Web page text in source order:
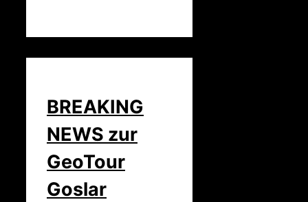
BREAKING
NEWS zur
GeoTour
Goslar